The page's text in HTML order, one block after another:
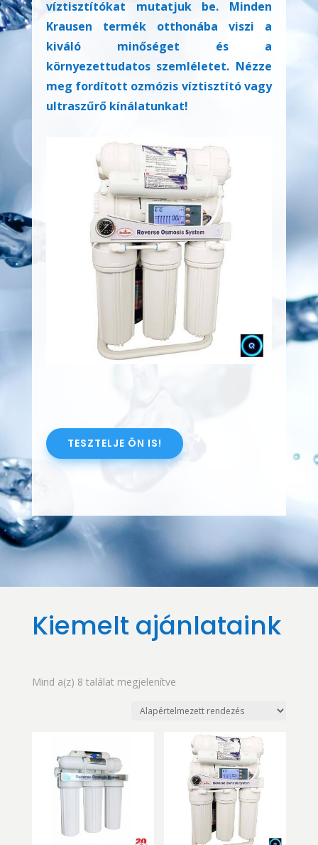
víztisztítókat mutatjuk be. Minden
Krausen termék otthonába viszi a
kiváló minőséget és a
környezettudatos szemléletet. Nézze
meg fordított ozmózis víztisztító vagy
ultraszűrő kínálatunkat!
TESZTELJE ÖN IS!
Kiemelt ajánlataink
Mind a(z) 8 találat megjelenítve